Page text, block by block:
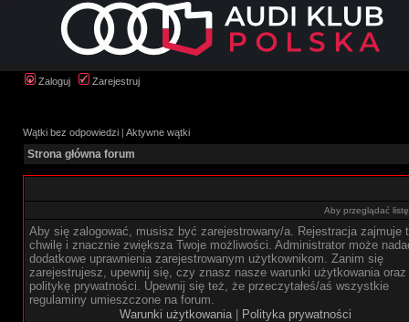
Zaloguj Zarejestruj
Wątki bez odpowiedzi | Aktywne wątki
Strona główna forum
Aby przeglądać
Aby się zalogować, musisz być zarejestrowany/a. Rejestracja zajmuje
chwilę i znacznie zwiększa Twoje możliwości. Administrator może
dodatkowe uprawnienia zarejestrowanym użytkownikom. Zanim się
zarejestrujesz, upewnij się, czy znasz nasze warunki użytkowania oraz
politykę prywatności. Upewnij się też, że przeczytałeś/aś wszystkie
regulaminy umieszczone na forum.
Warunki użytkowania| Polityka prywatności